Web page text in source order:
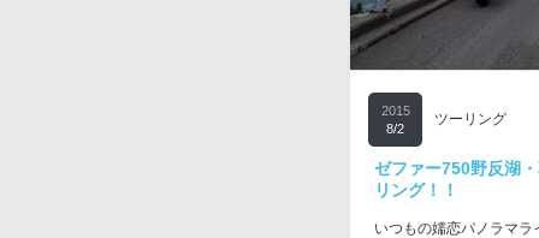
2015
8/2
ツーリング
ゼファー750野反湖
リング！！
いつもの嬬恋パノラマ